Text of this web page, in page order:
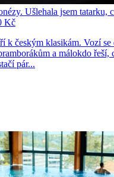
Ušlehala jsem tatarku,
Kč
k českým klasikám. Vozí
a málokdo řeší,
pár...